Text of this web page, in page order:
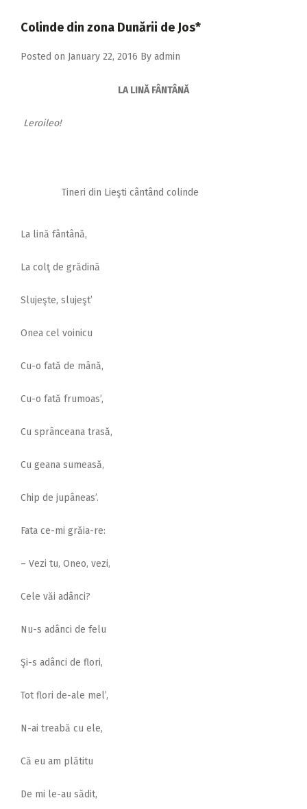
2017
2016
2009
Colinde din zona Dunării de Jos*
Posted on January 22, 2016 By admin
LA LINĂ FÂNTÂNĂ
Leroileo!
Tineri din Lieşti cântând colinde
La lină fântână,
La colţ de grădină
Slujeşte, slujeşt’
Onea cel voinicu
Cu-o fată de mână,
Cu-o fată frumoas’,
Cu sprânceana trasă,
Cu geana sumeasă,
Chip de jupâneas’.
Fata ce-mi grăia-re:
– Vezi tu, Oneo, vezi,
Cele văi adânci?
Nu-s adânci de felu
Şi-s adânci de flori,
Tot flori de-ale mel’,
N-ai treabă cu ele,
Că eu am plătitu
De mi le-au sădit,